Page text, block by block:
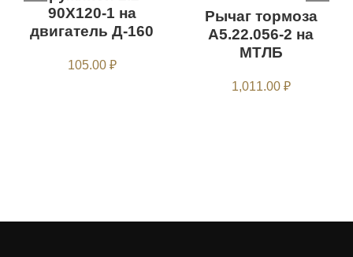
90Х120-1 на
двигатель Д-160
105.00 ₽
Рычаг тормоза
А5.22.056-2 на
МТЛБ
1,011.00 ₽